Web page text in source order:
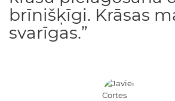
brīnišķīgi. Krāsas
svarīgas.”